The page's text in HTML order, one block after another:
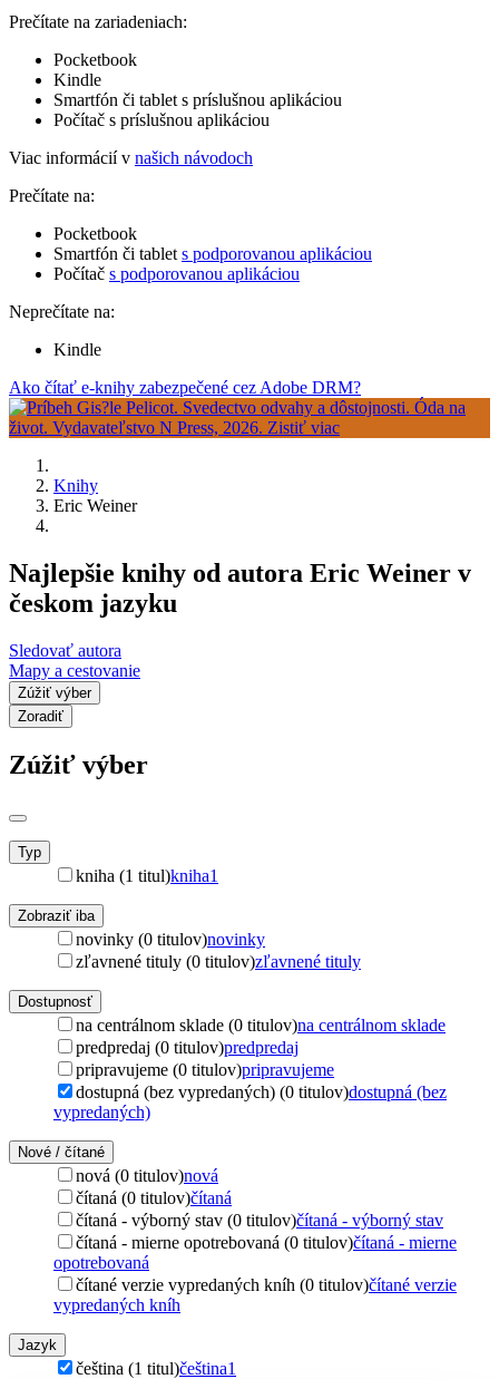
Prečítate na zariadeniach:
Pocketbook
Kindle
Smartfón či tablet s príslušnou aplikáciou
Počítač s príslušnou aplikáciou
Viac informácií v našich návodoch
Prečítate na:
Pocketbook
Smartfón či tablet s podporovanou aplikáciou
Počítač s podporovanou aplikáciou
Neprečítate na:
Kindle
Ako čítať e-knihy zabezpečené cez Adobe DRM?
Knihy
Eric Weiner
Najlepšie knihy od autora Eric Weiner v
českom jazyku
Sledovať autora
Mapy a cestovanie
Zúžiť výber
Zoradiť
Zúžiť výber
Typ
kniha (1 titul)kniha1
Zobraziť iba
novinky (0 titulov)novinky
zľavnené tituly (0 titulov)zľavnené tituly
Dostupnosť
na centrálnom sklade (0 titulov)na centrálnom sklade
predpredaj (0 titulov)predpredaj
pripravujeme (0 titulov)pripravujeme
dostupná (bez vypredaných) (0 titulov)dostupná (bez
vypredaných)
Nové / čítané
nová (0 titulov)nová
čítaná (0 titulov)čítaná
čítaná - výborný stav (0 titulov)čítaná - výborný stav
čítaná - mierne opotrebovaná (0 titulov)čítaná - mierne
opotrebovaná
čítané verzie vypredaných kníh (0 titulov)čítané verzie
vypredaných kníh
Jazyk
čeština (1 titul)čeština1